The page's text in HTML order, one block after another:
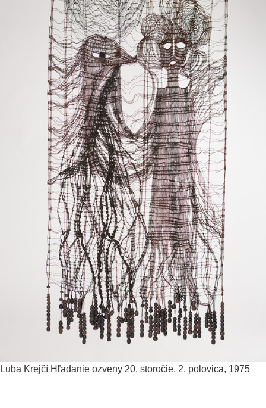
Luba Krejčí Hľadanie ozveny 20. storočie, 2. polovica, 1975